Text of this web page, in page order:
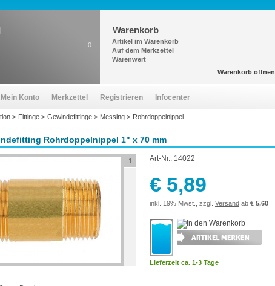
Rohrdoppelnippel 1" x 70 mm
1 Art-Nr.: 14022
€ 5,89
inkl. 19% Mwst., zzgl. Versand ab € 5,60
Lieferzeit ca. 1-3 Tage
0
Warenkorb
Artikel im Warenkorb
Auf dem Merkzettel
Warenwert
Warenkorb öffnen
Mein Konto Merkzettel Registrieren Infocenter
> Fittinge > Gewindefittinge > Messing > Rohrdoppelnippel